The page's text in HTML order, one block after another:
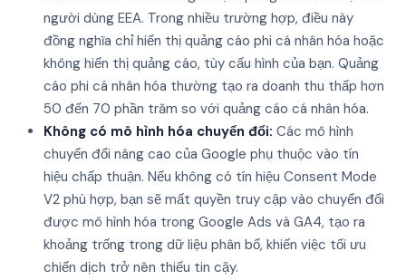
người dùng EEA. Trong nhiều trường hợp, điều này
đồng nghĩa chỉ hiển thị quảng cáo phi cá nhân hóa hoặc
không hiển thị quảng cáo, tùy cấu hình của bạn. Quảng
cáo phi cá nhân hóa thường tạo ra doanh thu thấp hơn
50 đến 70 phần trăm so với quảng cáo cá nhân hóa.
Không có mô hình hóa chuyển đổi: Các mô hình
chuyển đổi nâng cao của Google phụ thuộc vào tín
hiệu chấp thuận. Nếu không có tín hiệu Consent Mode
V2 phù hợp, bạn sẽ mất quyền truy cập vào chuyển đổi
được mô hình hóa trong Google Ads và GA4, tạo ra
khoảng trống trong dữ liệu phân bổ, khiến việc tối ưu
chiến dịch trở nên thiếu tin cậy.